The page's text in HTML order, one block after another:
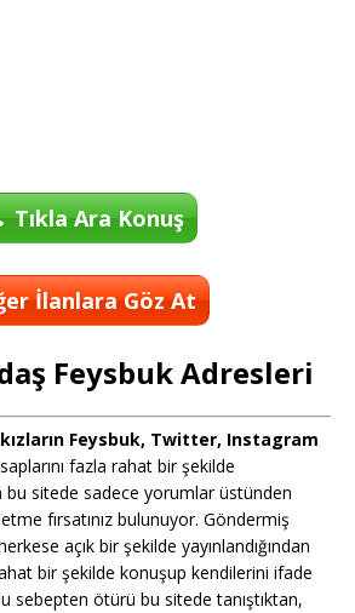
Tıkla Ara Konuş
İlanlara Göz At
Feysbuk Adresleri
Feysbuk, Twitter, Instagram
fazla rahat bir şekilde
bu sitede sadece yorumlar üstünden
fırsatınız bulunuyor. Göndermiş
açık bir şekilde yayınlandığından
bir şekilde konuşup kendilerini ifade
sebepten ötürü bu sitede tanıştıktan,